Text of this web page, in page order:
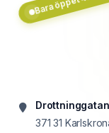
Drottninggatan
371 31